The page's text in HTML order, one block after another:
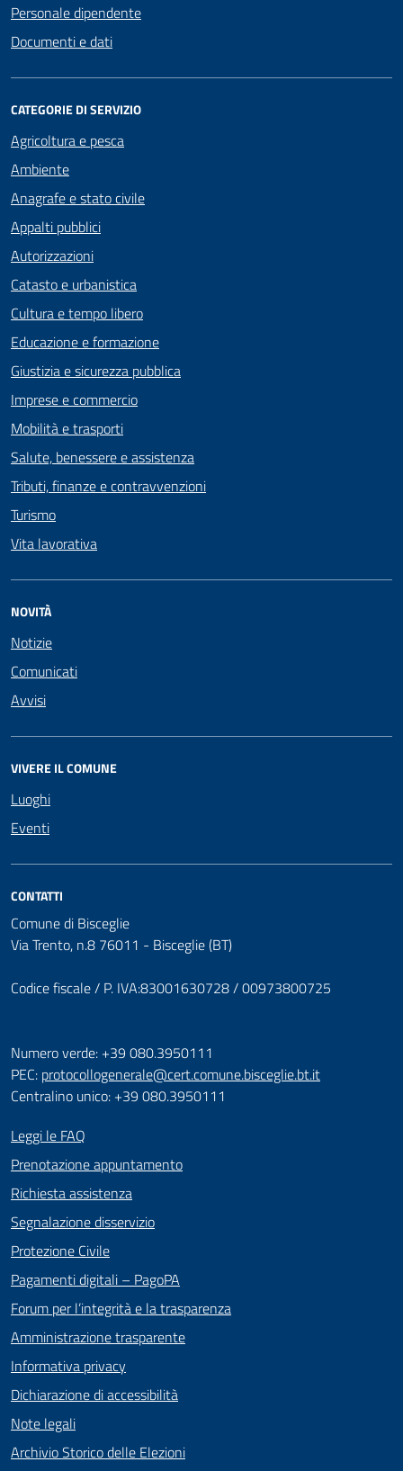
Personale dipendente
Documenti e dati
CATEGORIE DI SERVIZIO
Agricoltura e pesca
Ambiente
Anagrafe e stato civile
Appalti pubblici
Autorizzazioni
Catasto e urbanistica
Cultura e tempo libero
Educazione e formazione
Giustizia e sicurezza pubblica
Imprese e commercio
Mobilità e trasporti
Salute, benessere e assistenza
Tributi, finanze e contravvenzioni
Turismo
Vita lavorativa
NOVITÀ
Notizie
Comunicati
Avvisi
VIVERE IL COMUNE
Luoghi
Eventi
CONTATTI
Comune di Bisceglie
Via Trento, n.8 76011 - Bisceglie (BT)
Codice fiscale / P. IVA:83001630728 / 00973800725
Numero verde: +39 080.3950111
PEC: protocollogenerale@cert.comune.bisceglie.bt.it
Centralino unico: +39 080.3950111
Leggi le FAQ
Prenotazione appuntamento
Richiesta assistenza
Segnalazione disservizio
Protezione Civile
Pagamenti digitali – PagoPA
Forum per l’integrità e la trasparenza
Amministrazione trasparente
Informativa privacy
Dichiarazione di accessibilità
Note legali
Archivio Storico delle Elezioni